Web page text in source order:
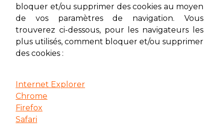
bloquer et/ou supprimer des cookies au moyen
de vos paramètres de navigation. Vous
trouverez ci-dessous, pour les navigateurs les
plus utilisés, comment bloquer et/ou supprimer
des cookies :
Internet Explorer
Chrome
Firefox
Safari